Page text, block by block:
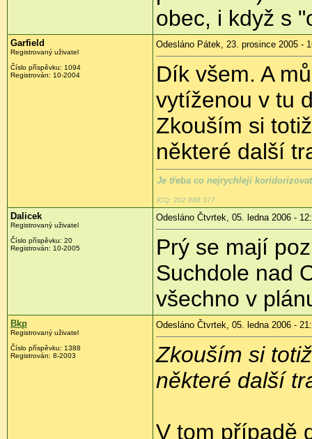
obec, i když s
Garfield
Registrovaný uživatel
Číslo příspěvku: 1094
Registrován: 10-2004
Odesláno Pátek, 23. prosince 2005 -
Dík všem. A
vytíženou v tu
Zkouším si
některé další
Je třeba co nejrychleji
ICQ: 202 888 377
Dalicek
Registrovaný uživatel
Číslo příspěvku: 20
Registrován: 10-2005
Odesláno Čtvrtek, 05. ledna 2006 -
Prý se mají
Suchdole nad
všechno v
Bkp
Registrovaný uživatel
Číslo příspěvku: 1388
Registrován: 8-2003
Odesláno Čtvrtek, 05. ledna 2006 -
Zkouším si
některé další
V tom případě